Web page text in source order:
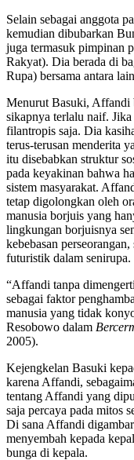
Selain sebagai anggota
kemudian dibubarkan
juga termasuk pimpinan
Rakyat). Dia berada di
Rupa) bersama antara
Menurut Basuki, Affandi
sikapnya terlalu naif.
filantropis saja. Dia
terus-terusan menderita
itu disebabkan struktur
pada keyakinan bahwa
sistem masyarakat.
tetap digolongkan oleh
manusia borjuis yang
lingkungan borjuisnya
kebebasan
futuristik dalam senirupa.
“Affandi tanpa
sebagai faktor
manusia yang tidak
Resobowo dalam
2005).
Kejengkelan Basuki
karena Affandi,
tentang Affandi yang
saja percaya pada mitos
Di sana Affandi
menyembah kepada
bunga di kepala.